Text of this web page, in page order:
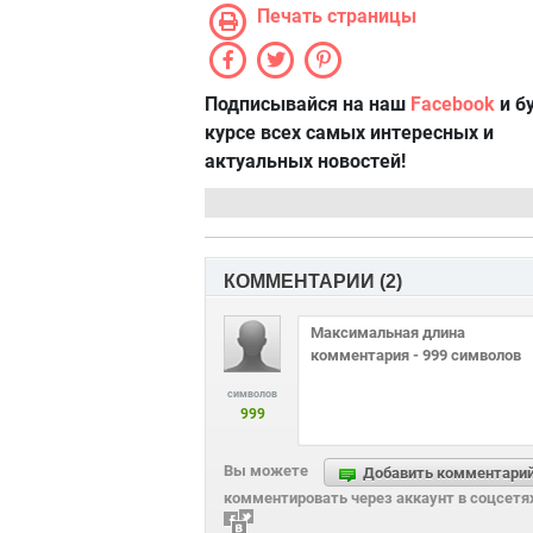
Печать страницы
Подписывайся на наш Facebook и
курсе всех самых интересных и
актуальных новостей!
КОММЕНТАРИИ (2)
символов
999
Добавить
Вы можете
комментировать через аккаунт в